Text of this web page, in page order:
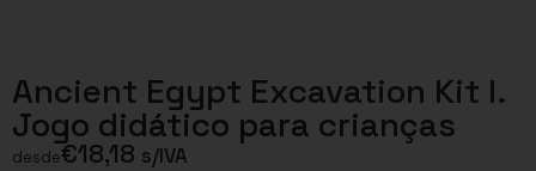
Ancient Egypt Excavation Kit I.
Jogo didático para crianças
desde€18,18 s/IVA